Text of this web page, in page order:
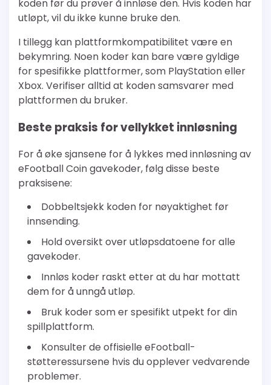
koden før du prøver å innløse den. Hvis koden har
utløpt, vil du ikke kunne bruke den.
I tillegg kan plattformkompatibilitet være en
bekymring. Noen koder kan bare være gyldige
for spesifikke plattformer, som PlayStation eller
Xbox. Verifiser alltid at koden samsvarer med
plattformen du bruker.
Beste praksis for vellykket innløsning
For å øke sjansene for å lykkes med innløsning av
eFootball Coin gavekoder, følg disse beste
praksisene:
Dobbeltsjekk koden for nøyaktighet før
innsending.
Hold oversikt over utløpsdatoene for alle
gavekoder.
Innløs koder raskt etter at du har mottatt
dem for å unngå utløp.
Bruk koder som er spesifikt utpekt for din
spillplattform.
Konsulter de offisielle eFootball-
støtteressursene hvis du opplever vedvarende
problemer.